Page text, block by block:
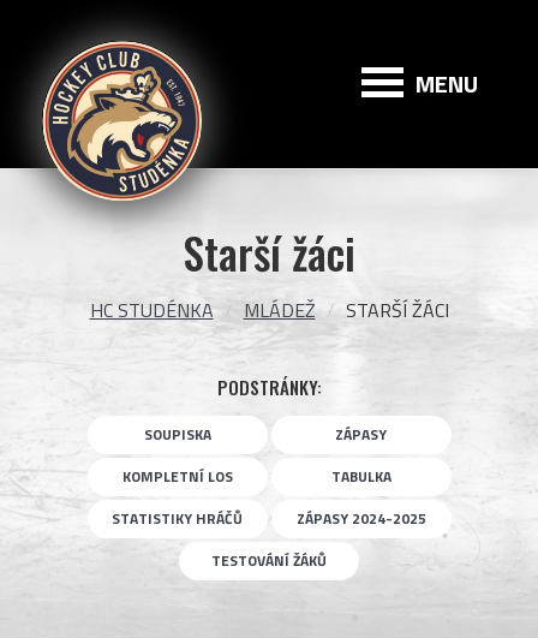
Studénka
MENU
Starší žáci
HC STUDÉNKA MLÁDEŽ STARŠÍ ŽÁCI
PODSTRÁNKY:
SOUPISKA
ZÁPASY
KOMPLETNÍ LOS
TABULKA
STATISTIKY HRÁČŮ
ZÁPASY 2024-2025
TESTOVÁNÍ ŽÁKŮ